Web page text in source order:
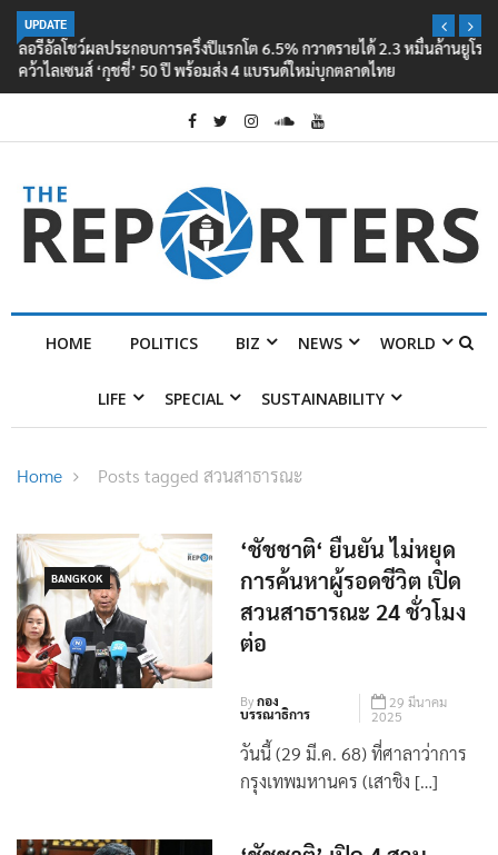
UPDATE
ลอรีอัลโชว์ผลประกอบการครึ่งปีแรกโต 6.5% กวาดรายได้ 2.3 หมื่นล้านยูโร
คว้าไลเซนส์ ‘กุชชี่’ 50 ปี พร้อมส่ง 4 แบรนด์ใหม่บุกตลาดไทย
HOME POLITICS BIZ NEWS WORLD
LIFE SPECIAL SUSTAINABILITY
Home Posts tagged สวนสาธารณะ
BANGKOK
‘ชัชชาติ‘ ยืนยัน ไม่หยุด
การค้นหาผู้รอดชีวิต เปิด
สวนสาธารณะ 24 ชั่วโมง
ต่อ
Byกอง
บรรณาธิการ
29 มีนาคม
2025
วันนี้ (29 มี.ค. 68) ที่ศาลาว่าการ
กรุงเทพมหานคร (เสาชิง […]